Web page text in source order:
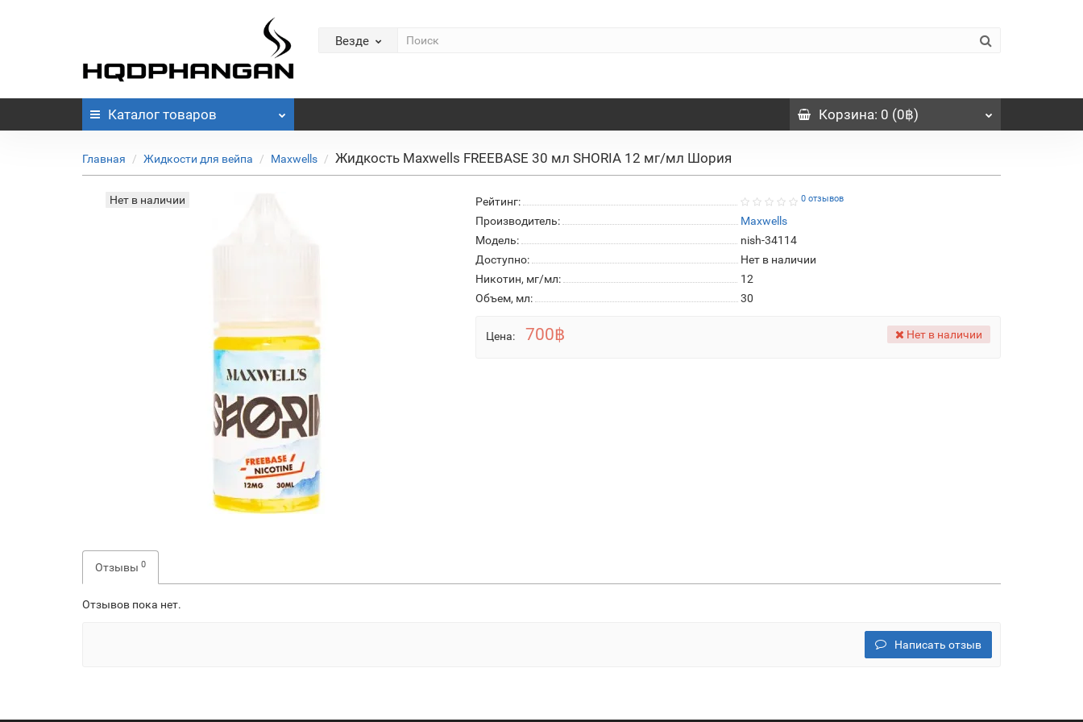
Везде
Каталог товаров Корзина: 0 (0฿)
Главная Жидкости для вейпа Maxwells Жидкость Maxwells FREEBASE 30 мл SHORIA 12 мг/мл Шория
Нет в наличии Рейтинг: 0 отзывов
Производитель:
Maxwells
Модель:
nish-34114
Доступно:
Нет в наличии
Никотин, мг/мл:
12
Объем, мл:
30
Цена: 700฿ Нет в наличии
Отзывы 0
Отзывов пока нет.
Написать отзыв